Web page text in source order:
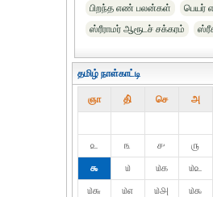
பிறந்த எண் பலன்கள்
பெயர்
ஸ்ரீராமர் ஆரூடச் சக்கரம்
தமிழ் நாள்காட்டி
ஞா தி் செ அ
௨
௩ ௪ ௫
௯
௰ ௰௧ ௰௨
௰௬
௰௭ ௰௮ ௰௯